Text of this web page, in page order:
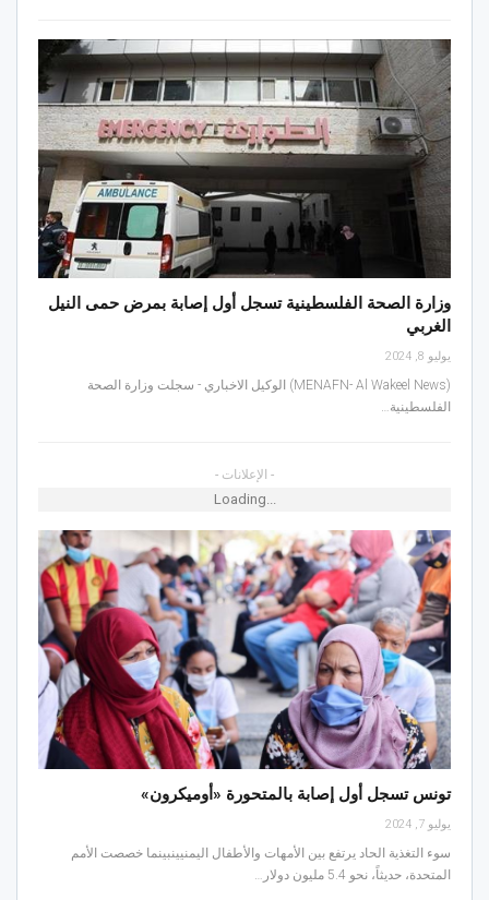
وزارة الصحة الفلسطينية تسجل أول إصابة بمرض حمى النيل
الغربي
يوليو 8, 2024
(MENAFN- Al Wakeel News) الوكيل الاخباري - سجلت وزارة الصحة
الفلسطينية…
- الإعلانات -
Loading...
تونس تسجل أول إصابة بالمتحورة «أوميكرون»
يوليو 7, 2024
سوء التغذية الحاد يرتفع بين الأمهات والأطفال اليمنيينبينما خصصت الأمم
المتحدة، حديثاً، نحو 5.4 مليون دولار…